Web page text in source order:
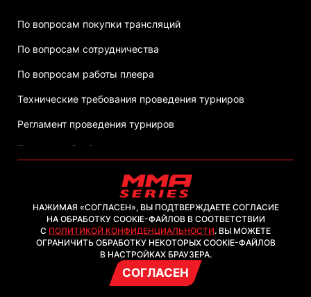
По вопросам покупки трансляций
По вопросам сотрудничества
По вопросам работы плеера
Технические требования проведения турниров
Регламент проведения турниров
Политика обработки персональных данных
2026, ООО "ММА-ТВ.КОМ"
НАЖИМАЯ «СОГЛАСЕН», ВЫ ПОДТВЕРЖДАЕТЕ СОГЛАСИЕ
НА ОБРАБОТКУ COOKIE-ФАЙЛОВ В СООТВЕТСТВИИ
С ПОЛИТИКОЙ КОНФИДЕНЦИАЛЬНОСТИ. ВЫ МОЖЕТЕ
ОГРАНИЧИТЬ ОБРАБОТКУ НЕКОТОРЫХ COOKIE-ФАЙЛОВ
В НАСТРОЙКАХ БРАУЗЕРА.
СОГЛАСЕН